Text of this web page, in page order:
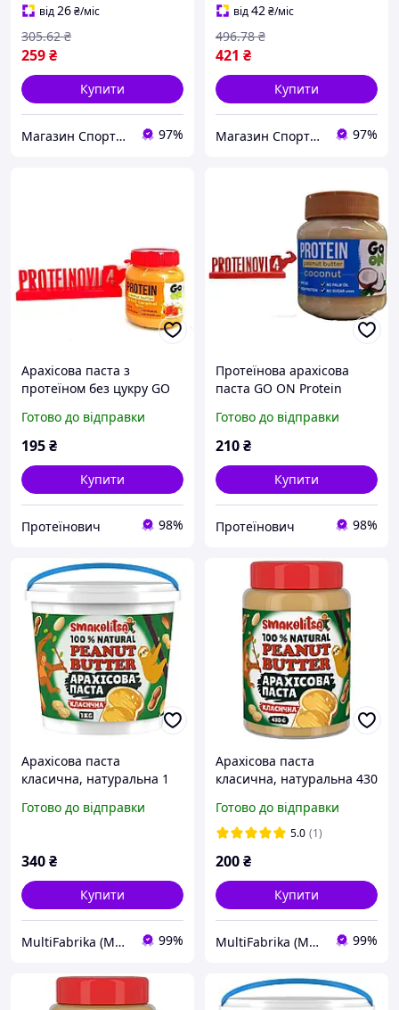
від26₴/міс
259₴
305.62 ₴
Купити
Магазин Спортивного Харчування BBpower.in.ua 97%
від42₴/міс
421 ₴
496.78 ₴
Купити
Магазин Спортивного Харчування BBpower.in.ua 97%
Арахісова паста з
протеїном без цукру GO
350gr
Готово до відправки
195₴
Купити
Протеїнович 98%
Протеїнова арахісова
паста GO ON Protein
350gr
Готово до відправки
210₴
Купити
Протеїнович 98%
Арахісова паста
класична, натуральна 1
Готово до відправки
340₴
Купити
MultiFabrika (Мультифабрика) 99%
Арахісова паста
класична, натуральна 430
Готово до відправки
5.0 (1)
200₴
Купити
MultiFabrika (Мультифабрика) 99%